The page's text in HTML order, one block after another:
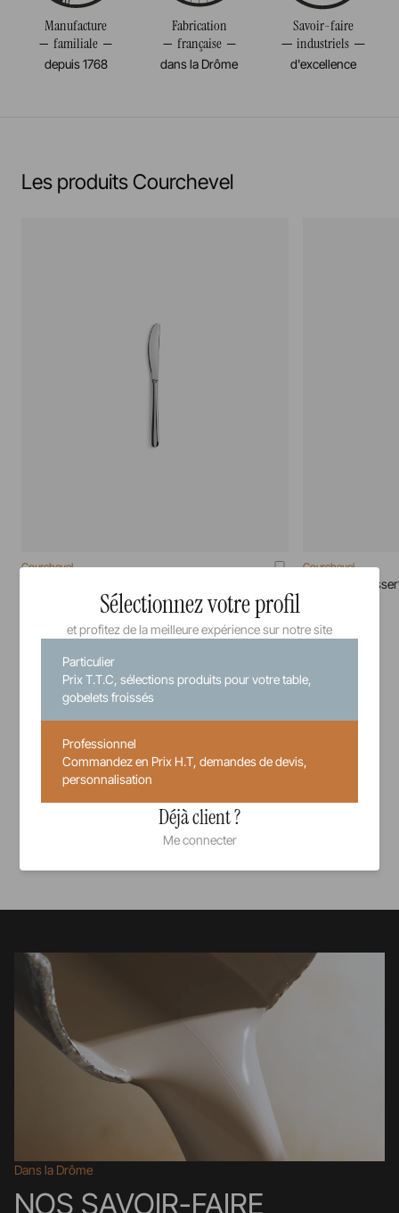
Manufacture
familiale
depuis 1768
Fabrication
française
dans la Drôme
Savoir-faire
industriels
d'excellence
Les produits Courchevel
Courchevel
7,34 €
Prix unitaire TTC
Courchevel
Couteau A
20 cm
Voir tous nos produits
Dans la Drôme
NOS SAVOIR-FAIRE
Sélectionnez votre profil
et profitez de la meilleure expérience sur notre site
Particulier
Prix T.T.C, sélections produits pour votre table,
gobelets froissés
Professionnel
Commandez en Prix H.T, demandes de devis,
personnalisation
Déjà client ?
Me connecter